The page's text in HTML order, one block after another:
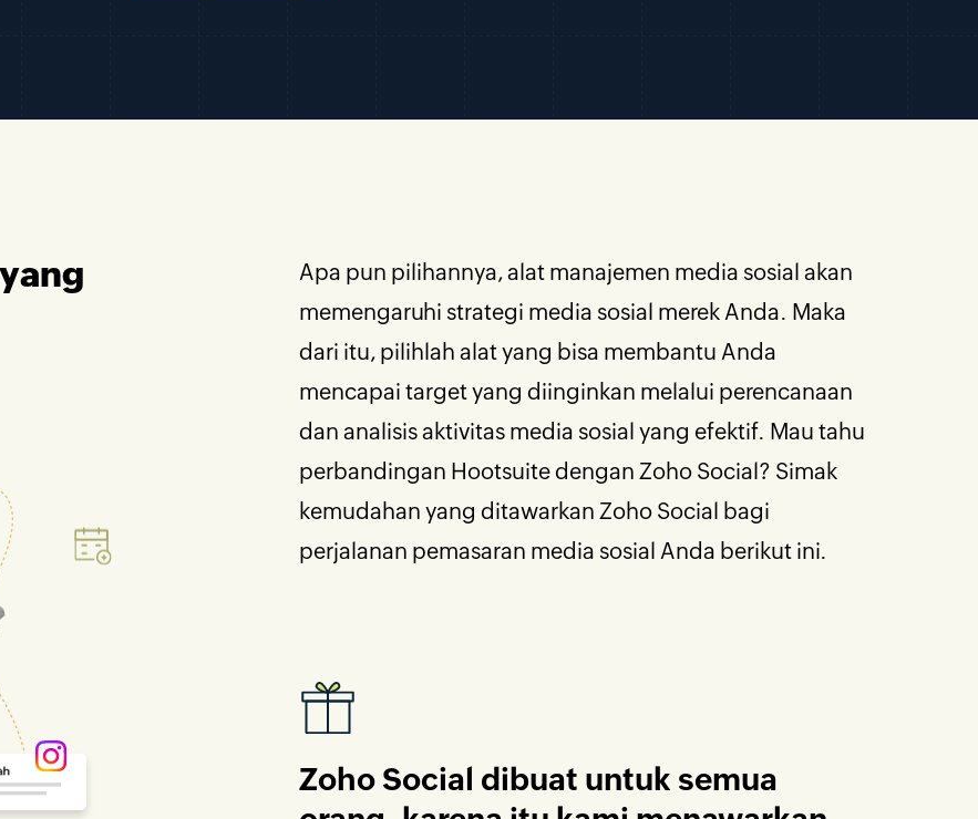
Apa pun pilihannya, alat manajemen media sosial akan
memengaruhi strategi media sosial merek Anda. Maka
dari itu, pilihlah alat yang bisa membantu Anda
mencapai target yang diinginkan melalui perencanaan
dan analisis aktivitas media sosial yang efektif. Mau tahu
perbandingan Hootsuite dengan Zoho Social? Simak
kemudahan yang ditawarkan Zoho Social bagi
perjalanan pemasaran media sosial Anda berikut ini.
Zoho Social dibuat untuk semua